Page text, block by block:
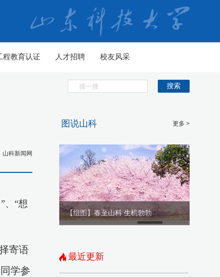
程教育认证 人才招聘 校友风采
搜索
山科新闻网
、 “想
寄语
学参
图说山科 更多 >
【组图】春至山科 生机勃勃
最近更新